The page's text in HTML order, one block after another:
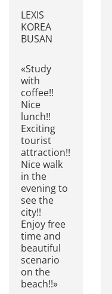
LEXIS
KOREA
BUSAN
«Study
with
coffee!!
Nice
lunch!!
Exciting
tourist
attraction!!
Nice walk
in the
evening to
see the
city!!
Enjoy free
time and
beautiful
scenario
on the
beach!!»